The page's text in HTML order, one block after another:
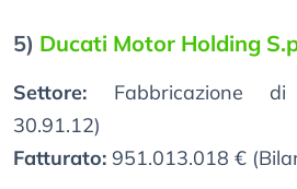
5) Ducati Motor Holding
Settore: Fabbricazione
30.91.12)
Fatturato: 951.013.018 €